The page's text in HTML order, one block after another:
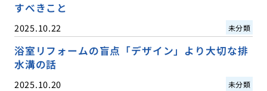
すべきこと
2025.10.22 未分類
浴室リフォームの盲点「デザイン」より大切な排
水溝の話
2025.10.20 未分類